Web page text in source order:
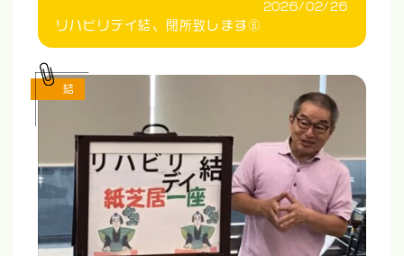
2026/02/26
リハビリデイ結、閉所致します⑥
結